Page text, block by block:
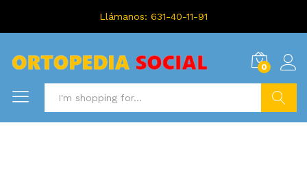
Llámanos: 631-40-11-91
0